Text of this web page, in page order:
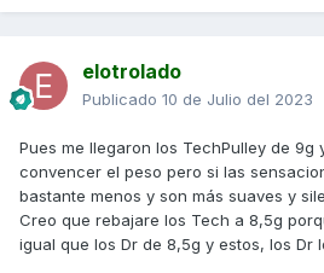
elotrolado
Publicado 10 de Julio del 2023
Pues me llegaron los TechPulley de 9g
convencer el peso pero si las
bastante menos y son más suaves y
Creo que rebajare los Tech a 8,5g
igual que los Dr de 8,5g y estos, los Dr